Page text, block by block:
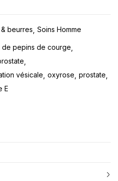
beurres Soins Homme
de pepins de courge
vésicale oxyrose prostate
E